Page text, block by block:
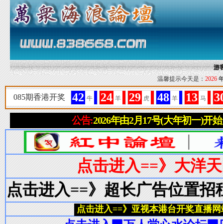
游
温馨提示今天是： 2026